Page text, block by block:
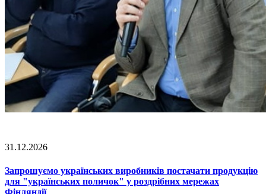
31.12.2026
Запрошуємо українських виробників постачати продукцію
для "українських поличок" у роздрібних мережах
Фінляндії